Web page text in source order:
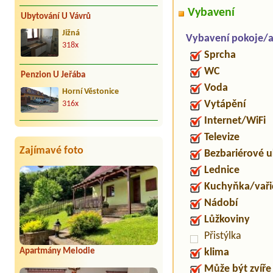
Ubytování U Vávrů
Jižná
318x
Penzion U Jeřába
Horní Věstonice
316x
Zajímavé foto
Apartmány Melodie
Vybavení
Vybavení pokoje/
Sprcha
WC
Voda
Vytápění
Internet/WiFi
Televize
Bezbariérové
Lednice
Kuchyňka/
Nádobí
Lůžkoviny
Přistýlka
klima
Může být zvíře